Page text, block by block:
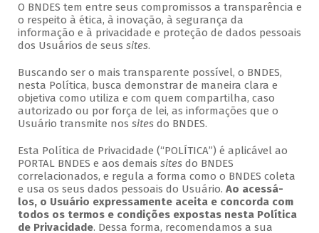
O BNDES tem entre seus compromissos a transparência e
o respeito à ética, à inovação, à segurança da
informação e à privacidade e proteção de dados pessoais
dos Usuários de seus sites.
Buscando ser o mais transparente possível, o BNDES,
nesta Política, busca demonstrar de maneira clara e
objetiva como utiliza e com quem compartilha, caso
autorizado ou por força de lei, as informações que o
Usuário transmite nos sitesdo BNDES.
Esta Política de Privacidade (“POLÍTICA”) é aplicável ao
PORTAL BNDES e aos demais sitesdo BNDES
correlacionados, e regula a forma como o BNDES coleta
e usa os seus dados pessoais do Usuário. Ao acessá-
los, o Usuário expressamente aceita e concorda com
todos os termos e condições expostas nesta Política
de Privacidade. Dessa forma, recomendamos a sua